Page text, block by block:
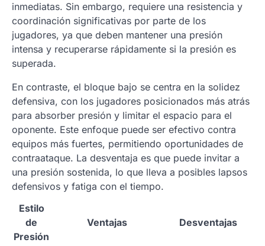
inmediatas. Sin embargo, requiere una resistencia y
coordinación significativas por parte de los
jugadores, ya que deben mantener una presión
intensa y recuperarse rápidamente si la presión es
superada.
En contraste, el bloque bajo se centra en la solidez
defensiva, con los jugadores posicionados más atrás
para absorber presión y limitar el espacio para el
oponente. Este enfoque puede ser efectivo contra
equipos más fuertes, permitiendo oportunidades de
contraataque. La desventaja es que puede invitar a
una presión sostenida, lo que lleva a posibles lapsos
defensivos y fatiga con el tiempo.
Estilo
de
Presión
Ventajas Desventajas